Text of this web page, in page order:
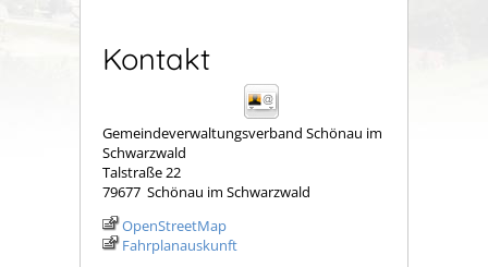
Kontakt
Gemeindeverwaltungsverband Schönau im
Schwarzwald
Talstraße 22
79677 Schönau im Schwarzwald
OpenStreetMap
Fahrplanauskunft